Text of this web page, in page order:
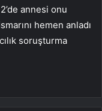
annesi onu
hemen anladı
soruşturma